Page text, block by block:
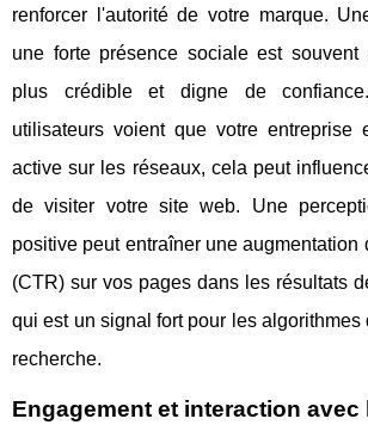
renforcer l'autorité de votre marque.
une forte présence sociale est souvent
plus crédible et digne de
utilisateurs voient que votre entreprise
active sur les réseaux, cela peut
de visiter votre site web. Une
positive peut entraîner une augmentation
(CTR) sur vos pages dans les résultats
qui est un signal fort pour les algorithmes
recherche.
Engagement et interaction avec